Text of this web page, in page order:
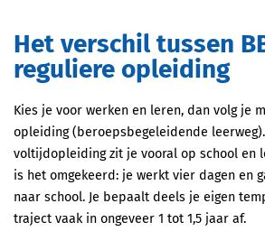
Het verschil tussen BBL en een
reguliere opleiding
Kies je voor werken en leren, dan volg je
opleiding (beroepsbegeleidende
voltijdopleiding zit je vooral op school en
is het omgekeerd: je werkt vier dagen en
naar school. Je bepaalt deels je eigen
traject vaak in ongeveer 1 tot 1,5 jaar af.